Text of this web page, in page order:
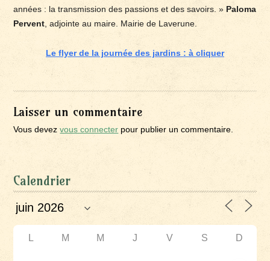
années : la transmission des passions et des savoirs. » Paloma
Pervent , adjointe au maire. Mairie de Laverune.
Le flyer de la journée des jardins : à cliquer
Laisser un commentaire
Vous devezvous connecter pour publier un commentaire.
Calendrier
L M M J V S D